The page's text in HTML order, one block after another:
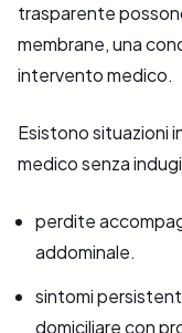
trasparente
membrane, una
intervento medico.
Esistono situazioni
medico senza
perdite
addominale.
sintomi
domiciliare con